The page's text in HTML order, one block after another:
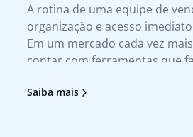
A rotina de uma equipe de
organização e acesso
Em um mercado cada vez
contar com ferramentas que
decisão deixou de ser um
Saiba mais